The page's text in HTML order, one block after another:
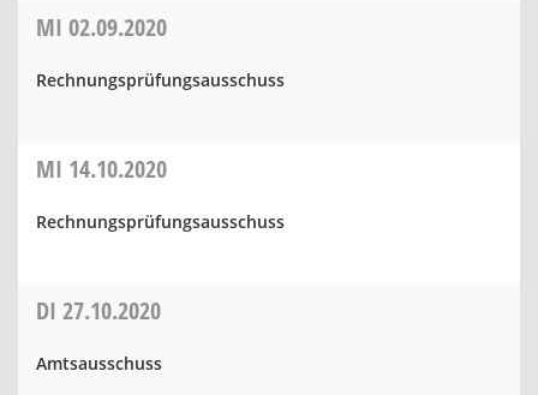
MI 02.09.2020
Rechnungsprüfungsausschuss
MI 14.10.2020
Rechnungsprüfungsausschuss
DI 27.10.2020
Amtsausschuss